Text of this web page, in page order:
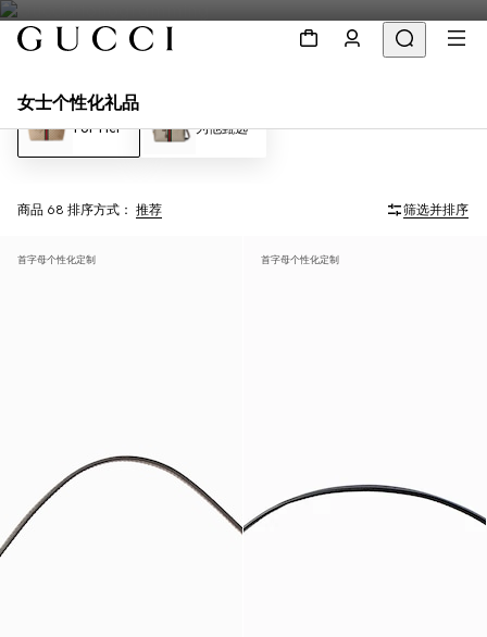
女士个性化礼品
For Her 为他甄选
商品 68 排序方式： 推荐 筛选并排序
首字母个性化定制 首字母个性化定制